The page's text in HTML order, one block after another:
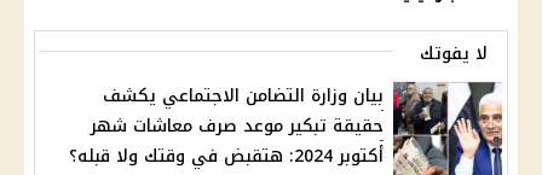
لا يفوتك
بيان وزارة التضامن الاجتماعي يكشف
حقيقة تبكير موعد صرف معاشات شهر
أكتوبر 2024: هتقبض في وقتك ولا قبله؟